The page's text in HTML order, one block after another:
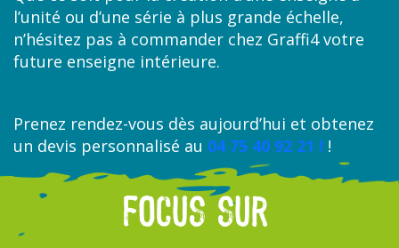
l’unité ou d’une série à plus grande échelle,
n’hésitez pas à commander chez Graffi4 votre
future enseigne intérieure.
Prenez rendez-vous dès aujourd’hui et obtenez
un devis personnalisé au 04 75 40 92 21 ! !
FOCUS SUR